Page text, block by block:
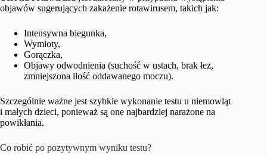
objawów sugerujących zakażenie rotawirusem, takich jak:
Intensywna biegunka,
Wymioty,
Gorączka,
Objawy odwodnienia (suchość w ustach, brak łez,
zmniejszona ilość oddawanego moczu).
Szczególnie ważne jest szybkie wykonanie testu u niemowląt
i małych dzieci, ponieważ są one najbardziej narażone na
powikłania.
Co robić po pozytywnym wyniku testu?